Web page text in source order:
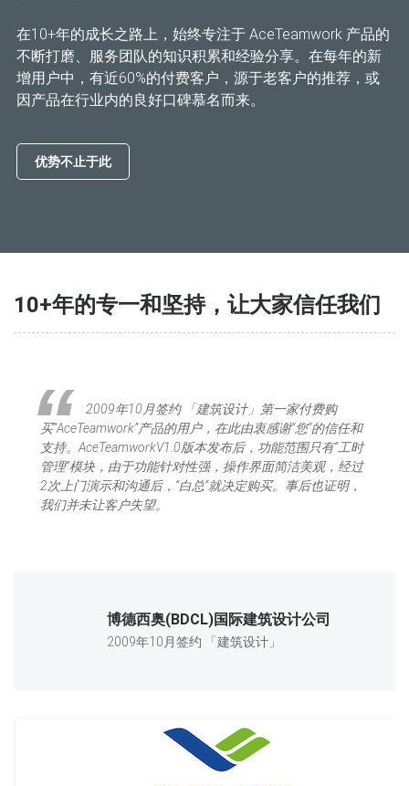
在10+年的成长之路上，始终专注于 AceTeamwork 产品的
不断打磨、服务团队的知识积累和经验分享。在每年的新
增用户中，有近60%的付费客户，源于老客户的推荐，或
因产品在行业内的良好口碑慕名而来。
优势不止于此
10+年的专一和坚持，让大家信任我们
2009年10月签约 「建筑设计」第一家付费购
买“AceTeamwork”产品的用户，在此由衷感谢“您”的信任和
支持。AceTeamworkV1.0版本发布后，功能范围只有“工时
管理”模块，由于功能针对性强，操作界面简洁美观，经过
2次上门演示和沟通后，“白总”就决定购买。事后也证明，
我们并未让客户失望。
博德西奥(BDCL)国际建筑设计公司
2009年10月签约 「建筑设计」
中国商飞上海飞机设计研究院